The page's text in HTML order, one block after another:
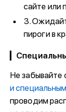
сайте или
3.
пироги в
Не забывайте
и
проводим